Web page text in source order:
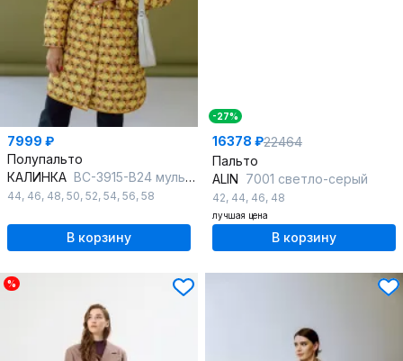
7999 ₽
Полупальто
КАЛИНКА ВС-3915-В24 мультиколор
44, 46, 48, 50, 52, 54, 56, 58
В корзину
-27%
16378 ₽22464
Пальто
ALIN 7001 светло-серый
42, 44, 46, 48
лучшая цена
В корзину
%